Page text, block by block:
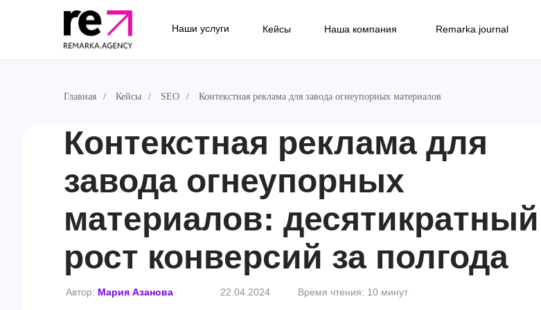
Наши услуги Кейсы Наша компания Remarka.journal
Главная / Кейсы / SEO / Контекстная реклама для завода огнеупорных материалов
Контекстная реклама для
завода огнеупорных
материалов: десятикратный
рост конверсий за полгода
Автор: Мария Азанова 22.04.2024 Время чтения: 10 минут